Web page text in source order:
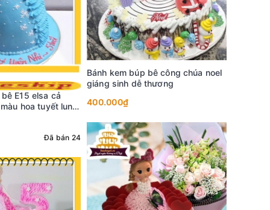
E15 elsa cả
hoa tuyết lung
Đã bán 24
Bánh kem búp bê công chúa noel
giáng sinh dễ thương
400.000₫